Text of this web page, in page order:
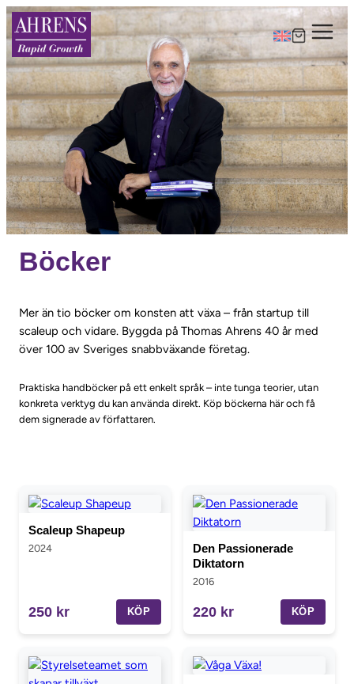
Böcker
Mer än tio böcker om konsten att växa – från startup till
scaleup och vidare. Byggda på Thomas Ahrens 40 år med
över 100 av Sveriges snabbväxande företag.
Praktiska handböcker på ett enkelt språk – inte tunga teorier, utan
konkreta verktyg du kan använda direkt. Köp böckerna här och få
dem signerade av författaren.
Scaleup Shapeup
2024
250 kr KÖP
Den Passionerade
Diktatorn
2016
220 kr KÖP